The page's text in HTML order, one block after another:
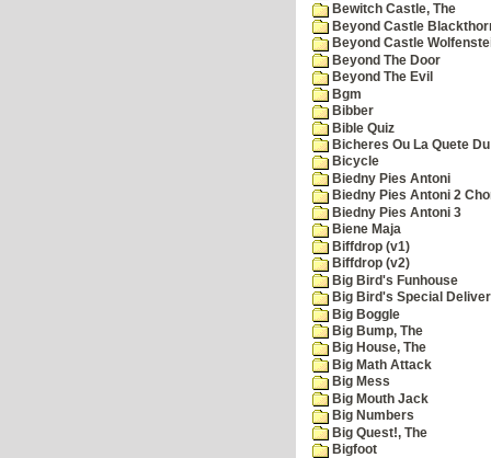
Bewitch Castle, The
Beyond Castle
Beyond Castle
Beyond The Door
Beyond The Evil
Bgm
Bibber
Bible Quiz
Bicheres Ou La Quete
Bicycle
Biedny Pies Antoni
Biedny Pies Antoni 2
Biedny Pies Antoni 3
Biene Maja
Biffdrop (v1)
Biffdrop (v2)
Big Bird's Funhouse
Big Bird's Special
Big Boggle
Big Bump, The
Big House, The
Big Math Attack
Big Mess
Big Mouth Jack
Big Numbers
Big Quest!, The
Bigfoot